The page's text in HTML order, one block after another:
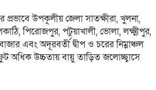
প্রভাবে উপকূলীয় জেলা সাতক্ষীরা, খুলনা,
পিরোজপুর, পটুয়াখালী, ভোলা, লক্ষ্মীপুর,
এবং অদূরবর্তী দ্বীপ ও চরের নিম্নাঞ্চল
অধিক উচ্চতায় বায়ু তাড়িত জলোচ্ছ্বাসে